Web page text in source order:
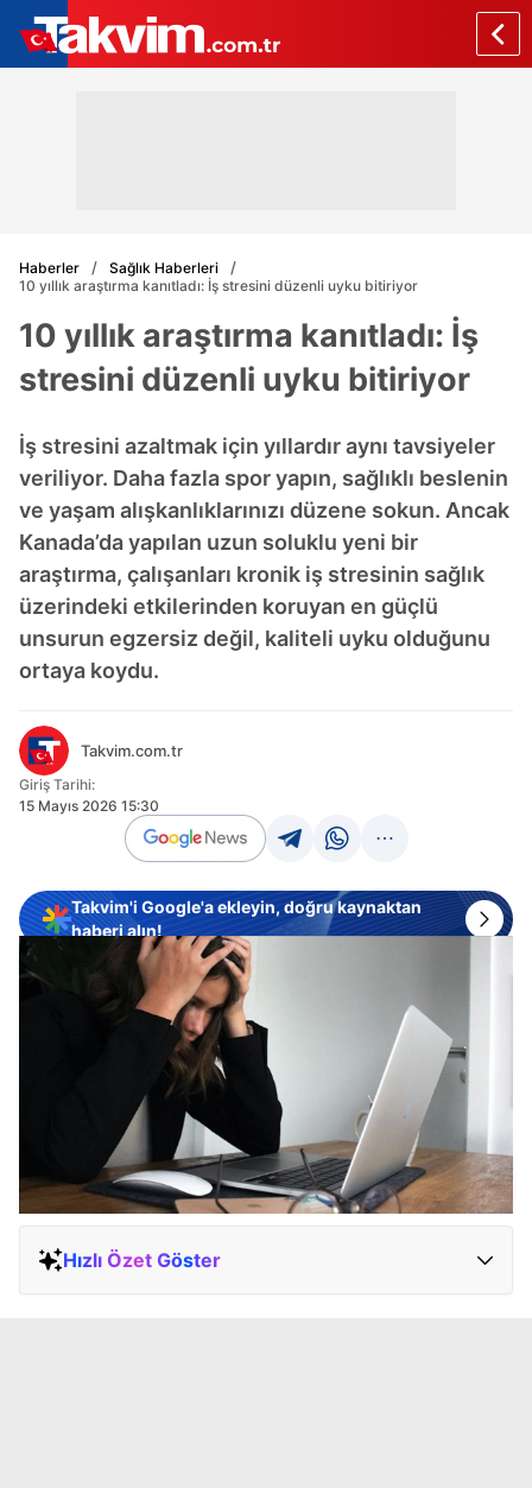
Haberler
Sağlık Haberleri
10 yıllık araştırma kanıtladı: İş stresini düzenli uyku bitiriyor
10 yıllık araştırma kanıtladı: İş
stresini düzenli uyku bitiriyor
İş stresini azaltmak için yıllardır aynı tavsiyeler
veriliyor. Daha fazla spor yapın, sağlıklı beslenin
ve yaşam alışkanlıklarınızı düzene sokun. Ancak
Kanada’da yapılan uzun soluklu yeni bir
araştırma, çalışanları kronik iş stresinin sağlık
üzerindeki etkilerinden koruyan en güçlü
unsurun egzersiz değil, kaliteli uyku olduğunu
ortaya koydu.
Takvim.com.tr
Giriş Tarihi:
15 Mayıs 2026 15:30
Takvim'i Google'a ekleyin, doğru kaynaktan
haberi alın!
Hızlı Özet Göster